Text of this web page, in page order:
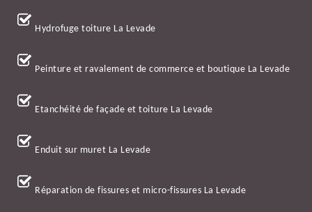
Hydrofuge toiture La Levade
Peinture et ravalement de commerce et boutique La Levade
Etanchéité de façade et toiture La Levade
Enduit sur muret La Levade
Réparation de fissures et micro-fissures La Levade